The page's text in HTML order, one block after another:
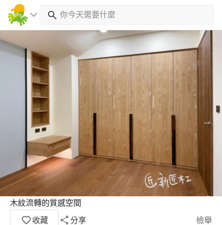
木紋流轉的質感空間
收藏
分享 檢舉